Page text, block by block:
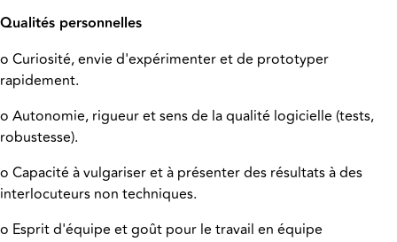
Qualités personnelles
o Curiosité, envie d'expérimenter et de prototyper
rapidement.
o Autonomie, rigueur et sens de la qualité logicielle (tests,
robustesse).
o Capacité à vulgariser et à présenter des résultats à des
interlocuteurs non techniques.
o Esprit d'équipe et goût pour le travail en équipe